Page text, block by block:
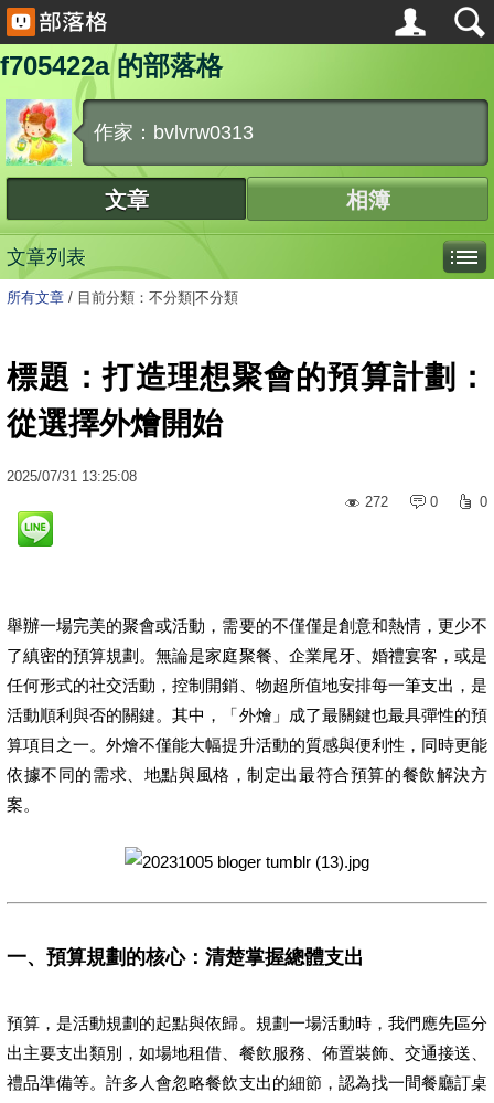
f705422a 的部落格
作家：bvlvrw0313
文章 相簿
文章列表
所有文章 / 目前分類：不分類|不分類
標題：打造理想聚會的預算計劃：
從選擇外燴開始
2025/07/31 13:25:08
272
0 0
舉辦一場完美的聚會或活動，需要的不僅僅是創意和熱情，更少不
了縝密的預算規劃。無論是家庭聚餐、企業尾牙、婚禮宴客，或是
任何形式的社交活動，控制開銷、物超所值地安排每一筆支出，是
活動順利與否的關鍵。其中，「外燴」成了最關鍵也最具彈性的預
算項目之一。外燴不僅能大幅提升活動的質感與便利性，同時更能
依據不同的需求、地點與風格，制定出最符合預算的餐飲解決方
案。
一、預算規劃的核心：清楚掌握總體支出
預算，是活動規劃的起點與依歸。規劃一場活動時，我們應先區分
出主要支出類別，如場地租借、餐飲服務、佈置裝飾、交通接送、
禮品準備等。許多人會忽略餐飲支出的細節，認為找一間餐廳訂桌